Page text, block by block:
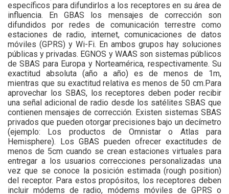
específicos para difundirlos a los receptores en su área de
influencia. En GBAS los mensajes de corrección son
difundidos por redes de comunicación terrestre como
estaciones de radio, internet, comunicaciones de datos
móviles (GPRS) y Wi-Fi. En ambos grupos hay soluciones
públicas y privadas. EGNOS y WAAS son sistemas públicos
de SBAS para Europa y Norteamérica, respectivamente. Su
exactitud absoluta (año a año) es de menos de 1m,
mientras que su exactitud relativa es menos de 50 cm.Para
aprovechar los SBAS, los receptores deben poder recibir
una señal adicional de radio desde los satélites SBAS que
contienen mensajes de corrección. Existen sistemas SBAS
privados que pueden otorgar precisiones bajo un decímetro
(ejemplo: Los productos de Omnistar o Atlas para
Hemisphere). Los GBAS pueden ofrecer exactitudes de
menos de 5cm cuando se crean estaciones virtuales para
entregar a los usuarios correcciones personalizadas una
vez que se conoce la posición estimada (rough position)
del receptor. Para estos propósitos, los receptores deben
incluir módems de radio, módems móviles de GPRS o